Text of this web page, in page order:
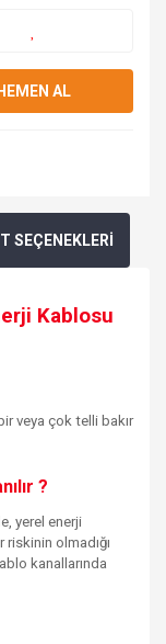
AL
SEÇENEKLERİ
Kablosu
veya çok telli bakır
?
yerel enerji
olmadığı
kanallarında